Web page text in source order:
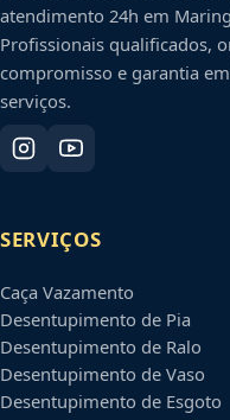
atendimento 24h em
Profissionais qualificados,
compromisso e garantia
serviços.
SERVIÇOS
Caça Vazamento
Desentupimento de Pia
Desentupimento de Ralo
Desentupimento de Vaso
Desentupimento de Esgoto